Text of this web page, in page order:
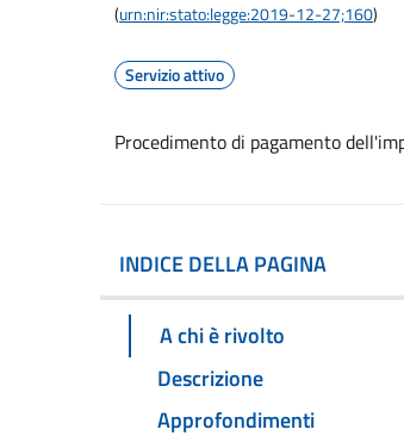
(urn:nir:stato:legge:2019-12-27;160)
Servizio attivo
Procedimento di pagamento
INDICE DELLA PAGINA
A chi è rivolto
Descrizione
Approfondimenti